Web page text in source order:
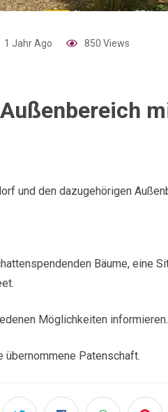
1 Jahr Ago 850 Views
und den dazugehörigen
Bäume, eine
Möglichkeiten informieren.
übernommene Patenschaft.